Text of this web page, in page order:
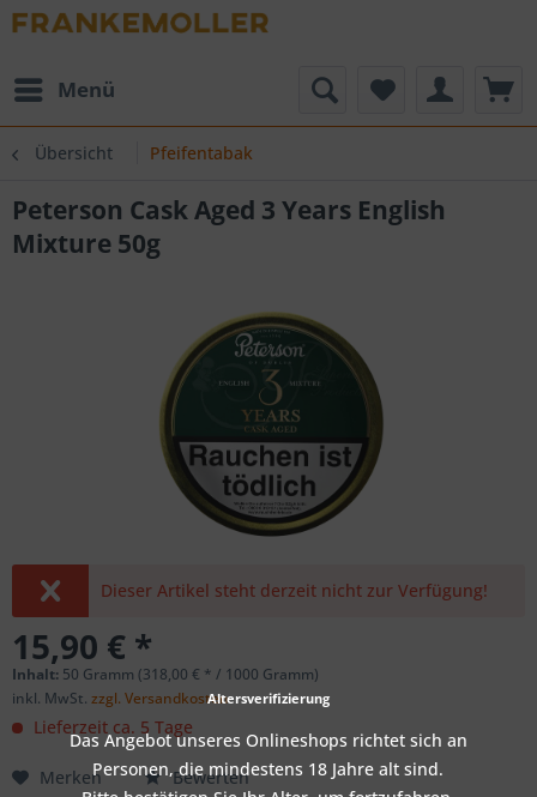
Menü
Übersicht Pfeifentabak
Peterson Cask Aged 3 Years English
Mixture 50g
Dieser Artikel steht derzeit nicht zur Verfügung!
15,90 € *
Inhalt: 50 Gramm (318,00 € * / 1000 Gramm)
inkl. MwSt. zzgl. Versandkosten
Lieferzeit ca. 5 Tage
Merken Bewerten
Altersverifizierung
Das Angebot unseres Onlineshops richtet sich an
Personen, die mindestens 18 Jahre alt sind.